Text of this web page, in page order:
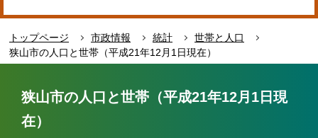
トップページ 市政情報 統計
世帯と人口
狭山市の人口と世帯（平成21年12月1日現在）
狭山市の人口と世帯（平成21年12月1日現
在）